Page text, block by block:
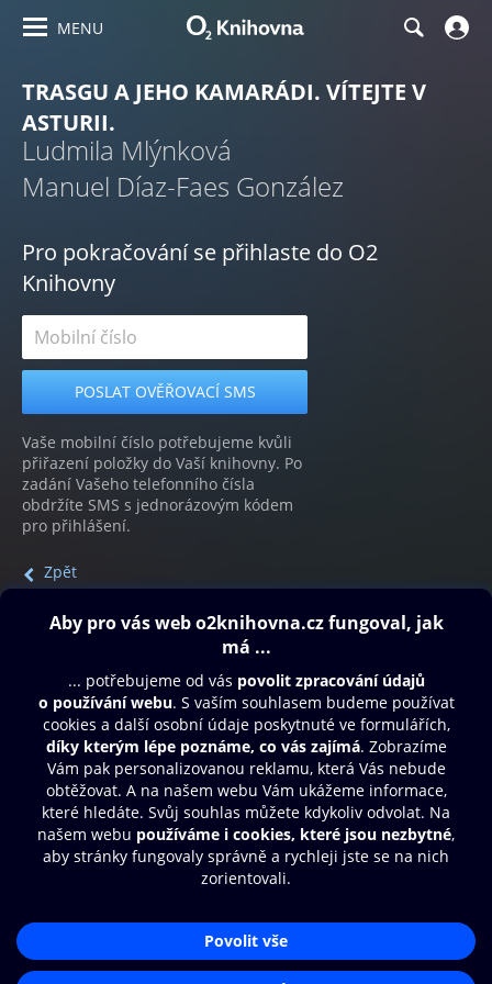
MENU
TRASGU A JEHO KAMARÁDI. VÍTEJTE V
ASTURII.
Ludmila Mlýnková
Manuel Díaz-Faes González
Pro pokračování se přihlaste do O2
Knihovny
Vaše mobilní číslo potřebujeme kvůli
přiřazení položky do Vaší knihovny. Po
zadání Vašeho telefonního čísla
obdržíte SMS s jednorázovým kódem
pro přihlášení.
Zpět
Obsah ke stažení
Moje O2 Knihovna
Další zábava
© O2 Czech Republic a.s.
Přístupnost
Zásady zpracování osobních údajůAplikace O2 Knihovna